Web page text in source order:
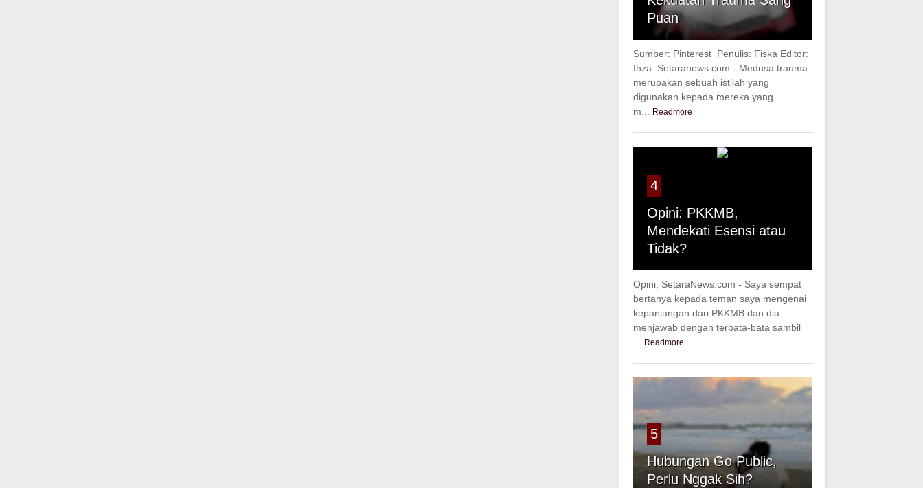
Puan
Sumber: Pinterest Penulis: Fiska Editor:
Ihza Setaranews.com - Medusa trauma
merupakan sebuah istilah yang
digunakan kepada mereka yang
m...
Readmore
4
Opini: PKKMB,
Mendekati Esensi atau
Tidak?
Opini, SetaraNews.com - Saya sempat
bertanya kepada teman saya mengenai
kepanjangan dari PKKMB dan dia
menjawab dengan terbata-bata sambil
Readmore
5
Hubungan Go Public,
Perlu Nggak Sih?